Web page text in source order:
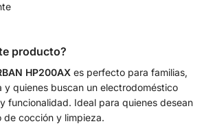
producto?
HP200AX es perfecto para familias,
y quienes buscan un electrodoméstico
funcionalidad. Ideal para quienes desean
de cocción y limpieza.